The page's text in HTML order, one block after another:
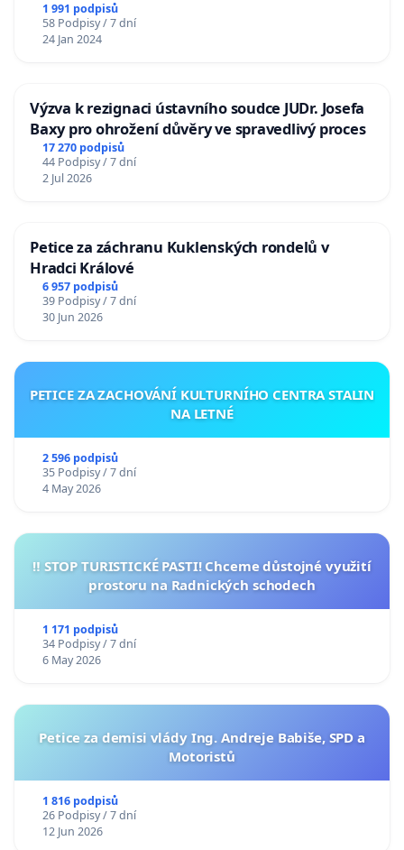
1 991 podpisů
58 Podpisy / 7 dní
24 Jan 2024
Výzva k rezignaci ústavního soudce JUDr. Josefa
Baxy pro ohrožení důvěry ve spravedlivý proces
17 270 podpisů
44 Podpisy / 7 dní
2 Jul 2026
Petice za záchranu Kuklenských rondelů v
Hradci Králové
6 957 podpisů
39 Podpisy / 7 dní
30 Jun 2026
PETICE ZA ZACHOVÁNÍ KULTURNÍHO CENTRA STALIN
NA LETNÉ
2 596 podpisů
35 Podpisy / 7 dní
4 May 2026
‼️ STOP TURISTICKÉ PASTI! Chceme důstojné využití
prostoru na Radnických schodech
1 171 podpisů
34 Podpisy / 7 dní
6 May 2026
Petice za demisi vlády Ing. Andreje Babiše, SPD a
Motoristů
1 816 podpisů
26 Podpisy / 7 dní
12 Jun 2026